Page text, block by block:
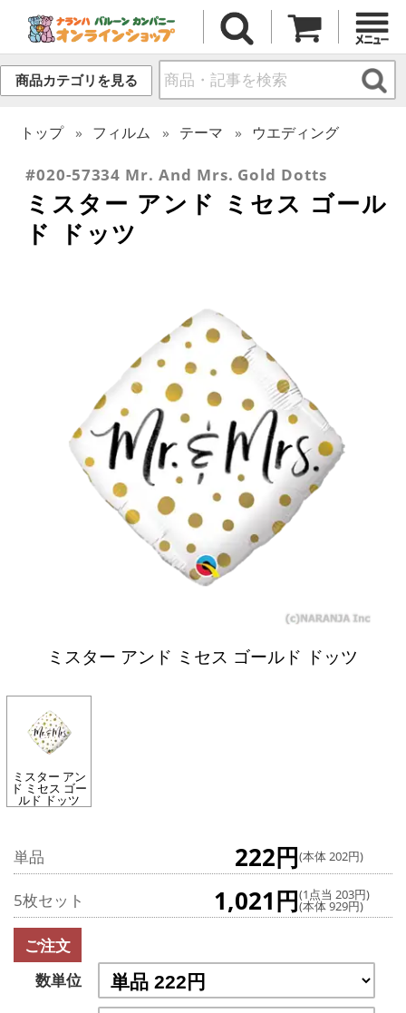
商品カテゴリを見る
トップ フィルム テーマ ウエディング
#020-57334 Mr. And Mrs. Gold Dotts
ミスター アンド ミセス ゴール
ド ドッツ
ミスター アンド ミセス ゴールド ドッツ
ミスター アン
ド ミセス ゴー
ルド ドッツ
単品 222円(本体 202円)
5枚セット 1,021円(1点当 203円)
(本体 929円)
ご注文
数単位